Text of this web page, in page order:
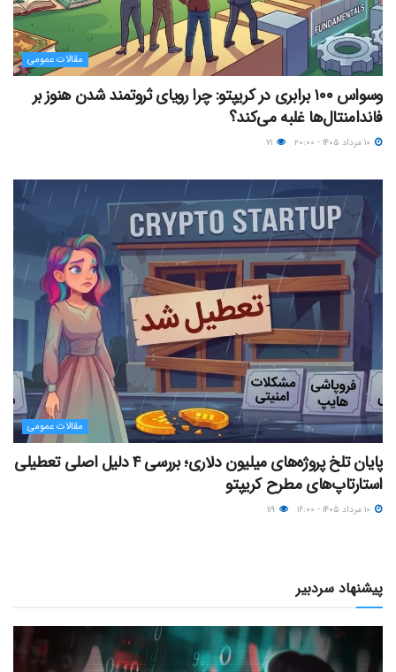
مقالات عمومی
وسواس ۱۰۰ برابری در کریپتو: چرا رویای ثروتمند شدن هنوز بر
فاندامنتال‌ها غلبه می‌کند؟
مقالات عمومی
پایان تلخ پروژه‌های میلیون دلاری؛ بررسی ۴ دلیل اصلی تعطیلی
استارتاپ‌های مطرح کریپتو
پیشنهاد سردبیر